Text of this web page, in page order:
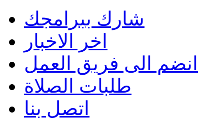
شارك ببرامجك
اخر الاخبار
انضم الى فريق العمل
طلبات الصلاة
اتصل بنا